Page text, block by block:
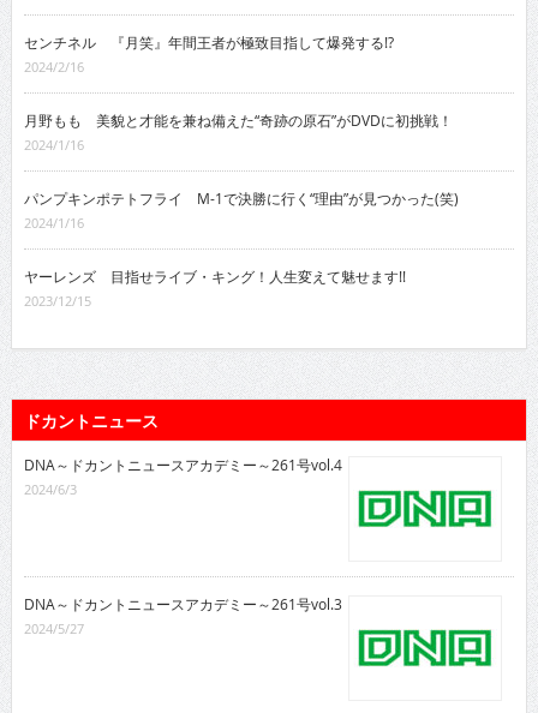
センチネル 『月笑』年間王者が極致目指して爆発する!?
2024/2/16
月野もも 美貌と才能を兼ね備えた“奇跡の原石”がDVDに初挑戦！
2024/1/16
パンプキンポテトフライ M-1で決勝に行く“理由”が見つかった(笑)
2024/1/16
ヤーレンズ 目指せライブ・キング！人生変えて魅せます!!
2023/12/15
ドカントニュース
DNA～ドカントニュースアカデミー～261号vol.4
2024/6/3
DNA～ドカントニュースアカデミー～261号vol.3
2024/5/27